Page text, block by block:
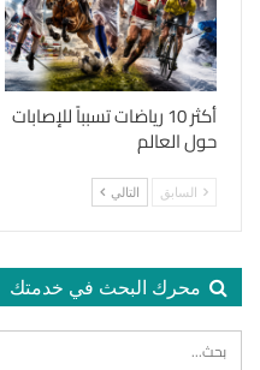
أكثر 10 رياضات تسبباً للإصابات
حول العالم
السابق التالي
محرك البحث في خدمتك